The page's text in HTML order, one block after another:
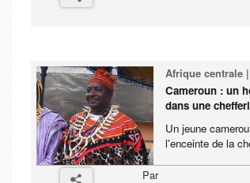
Afrique centrale
Cameroun : un
dans une
Un jeune
l'enceinte de la
Par